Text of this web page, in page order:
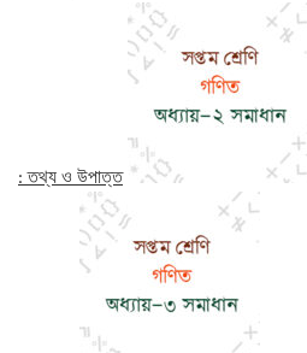
: তথ্য ও উপাত্ত